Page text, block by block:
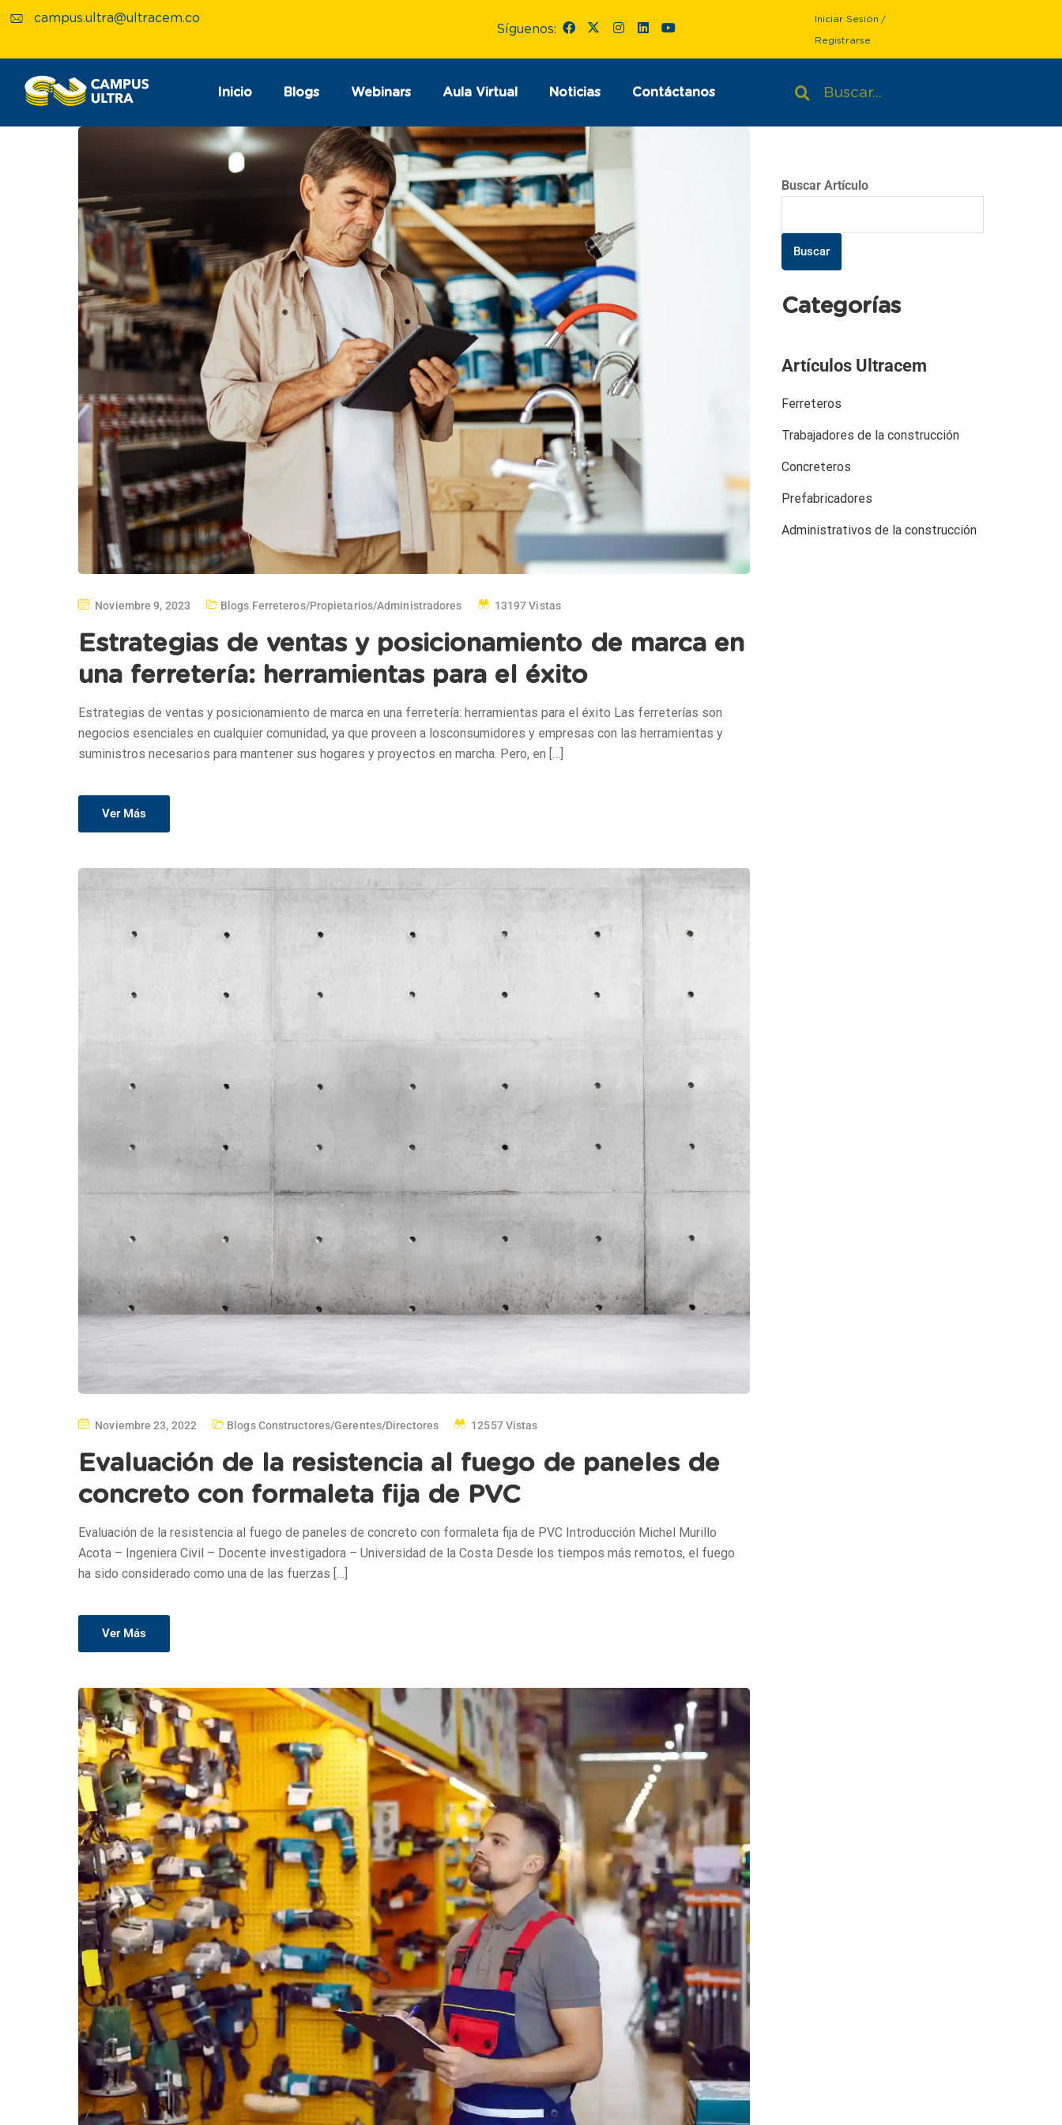
campus.ultra@ultracem.co
Síguenos:
Iniciar Sesión /
Registrarse
Inicio Blogs Webinars Aula Virtual Noticias Contáctanos
Noviembre 9, 2023 Blogs Ferreteros/propietarios/administradores 13197 Vistas
Estrategias de ventas y posicionamiento de marca en
una ferretería: herramientas para el éxito
Estrategias de ventas y posicionamiento de marca en una ferretería: herramientas para el éxito Las ferreterías son
negocios esenciales en cualquier comunidad, ya que proveen a losconsumidores y empresas con las herramientas y
suministros necesarios para mantener sus hogares y proyectos en marcha. Pero, en […]
Ver Más
Noviembre 23, 2022 Blogs,Constructores/gerentes/directores 12557 Vistas
Evaluación de la resistencia al fuego de paneles de
concreto con formaleta fija de PVC
Evaluación de la resistencia al fuego de paneles de concreto con formaleta fija de PVC Introducción Michel Murillo
Acota – Ingeniera Civil – Docente investigadora – Universidad de la Costa Desde los tiempos más remotos, el fuego
ha sido considerado como una de las fuerzas […]
Ver Más
Buscar Artículo
Buscar
Categorías
Artículos Ultracem
Ferreteros
Trabajadores de la construcción
Concreteros
Prefabricadores
Administrativos de la construcción